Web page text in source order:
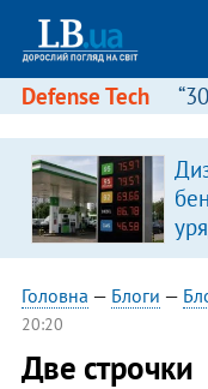
Defense Tech
Головна — Блоги —
20:20
Две строчки